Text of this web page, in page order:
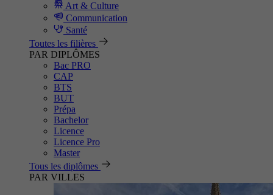
Art & Culture
Communication
Santé
Toutes les filières
PAR DIPLÔMES
Bac PRO
CAP
BTS
BUT
Prépa
Bachelor
Licence
Licence Pro
Master
Tous les diplômes
PAR VILLES